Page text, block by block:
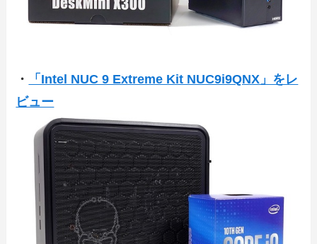
・
「Intel NUC 9 Extreme Kit NUC9i9QNX」をレ
ビュー